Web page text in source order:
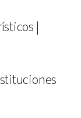
|